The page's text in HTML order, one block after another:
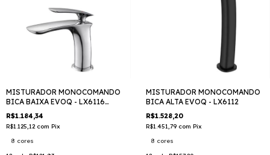
MISTURADOR MONOCOMANDO
BICA BAIXA EVOQ - LX6116
TTD409
R$1.184,34
R$1.125,12 com Pix
8 cores
MISTURADOR MONOCOMANDO
BICA ALTA EVOQ - LX6112
R$1.528,20
R$1.451,79 com Pix
8 cores